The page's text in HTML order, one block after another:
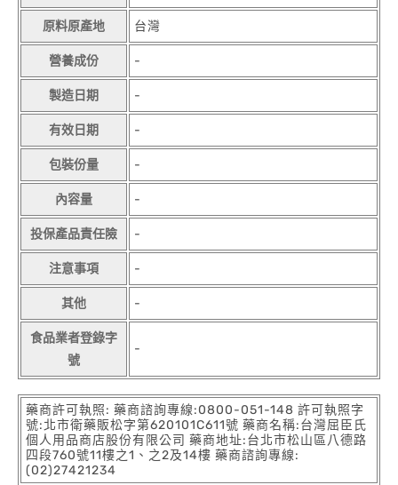
原料原產地 台灣
營養成份 -
製造日期 -
有效日期 -
包裝份量 -
內容量 -
投保產品責任險 -
注意事項 -
其他 -
食品業者登錄字
號
-
藥商許可執照: 藥商諮詢專線:0800-051-148 許可執照字
號:北市衛藥販松字第620101C611號 藥商名稱:台灣屈臣氏
個人用品商店股份有限公司 藥商地址:台北市松山區八德路
四段760號11樓之1、之2及14樓 藥商諮詢專線:
(02)27421234